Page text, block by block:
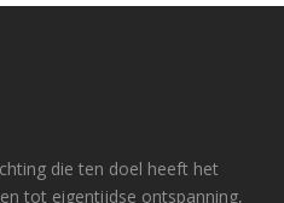
die ten doel heeft het
tot eigentijdse ontspanning,